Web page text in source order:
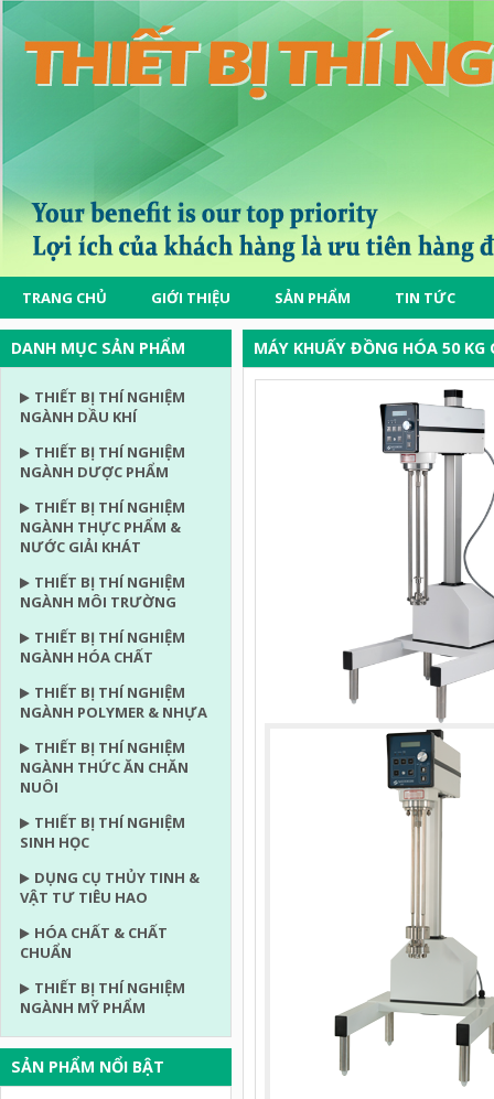
TRANG CHỦ GIỚI THIỆU SẢN PHẨM TIN TỨC
DANH MỤC SẢN PHẨM
THIẾT BỊ THÍ NGHIỆM
NGÀNH DẦU KHÍ
THIẾT BỊ THÍ NGHIỆM
NGÀNH DƯỢC PHẨM
THIẾT BỊ THÍ NGHIỆM
NGÀNH THỰC PHẨM &
NƯỚC GIẢI KHÁT
THIẾT BỊ THÍ NGHIỆM
NGÀNH MÔI TRƯỜNG
THIẾT BỊ THÍ NGHIỆM
NGÀNH HÓA CHẤT
THIẾT BỊ THÍ NGHIỆM
NGÀNH POLYMER & NHỰA
THIẾT BỊ THÍ NGHIỆM
NGÀNH THỨC ĂN CHĂN
NUÔI
THIẾT BỊ THÍ NGHIỆM
SINH HỌC
DỤNG CỤ THỦY TINH &
VẬT TƯ TIÊU HAO
HÓA CHẤT & CHẤT
CHUẨN
THIẾT BỊ THÍ NGHIỆM
NGÀNH MỸ PHẨM
SẢN PHẨM NỔI BẬT
MÁY KHUẤY ĐỒNG HÓA 50 KG